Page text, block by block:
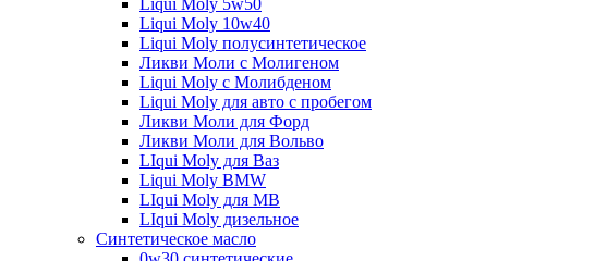
Liqui Moly 5w50
Liqui Moly 10w40
Liqui Moly полусинтетическое
Ликви Моли с Молигеном
Liqui Moly с Молибденом
Liqui Moly для авто с пробегом
Ликви Моли для Форд
Ликви Моли для Вольво
LIqui Moly для Ваз
Liqui Moly BMW
LIqui Moly для MB
LIqui Moly дизельное
Синтетическое масло